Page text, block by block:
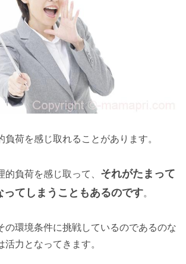
負荷を感じ取れることがあります。
負荷を感じ取って、 それがたまって
ってしまうこともあるのです。
の環境条件に挑戦しているのであるのな
活力となってきます。